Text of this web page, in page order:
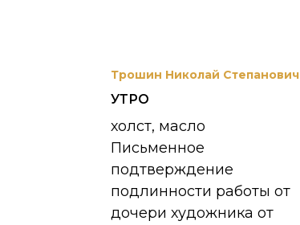
Трошин Николай Степанович
УТРО
холст, масло
Письменное
подтверждение
подлинности работы от
дочери художника от